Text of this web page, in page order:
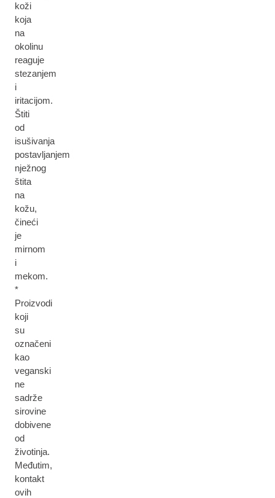
koži
koja
na
okolinu
reaguje
stezanjem
i
iritacijom.
Štiti
od
isušivanja
postavljanjem
nježnog
štita
na
kožu,
čineći
je
mirnom
i
mekom.
*
Proizvodi
koji
su
označeni
kao
veganski
ne
sadrže
sirovine
dobivene
od
životinja.
Međutim,
kontakt
ovih